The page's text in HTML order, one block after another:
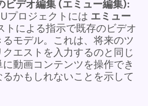
ビデオ編集 (エミュー編集):
プロジェクトには エミュー
トによる指示で既存のビデオ
るモデル。これは、将来のツ
エストを入力するのと同じ
に動画コンテンツを操作でき
るかもしれないことを示して